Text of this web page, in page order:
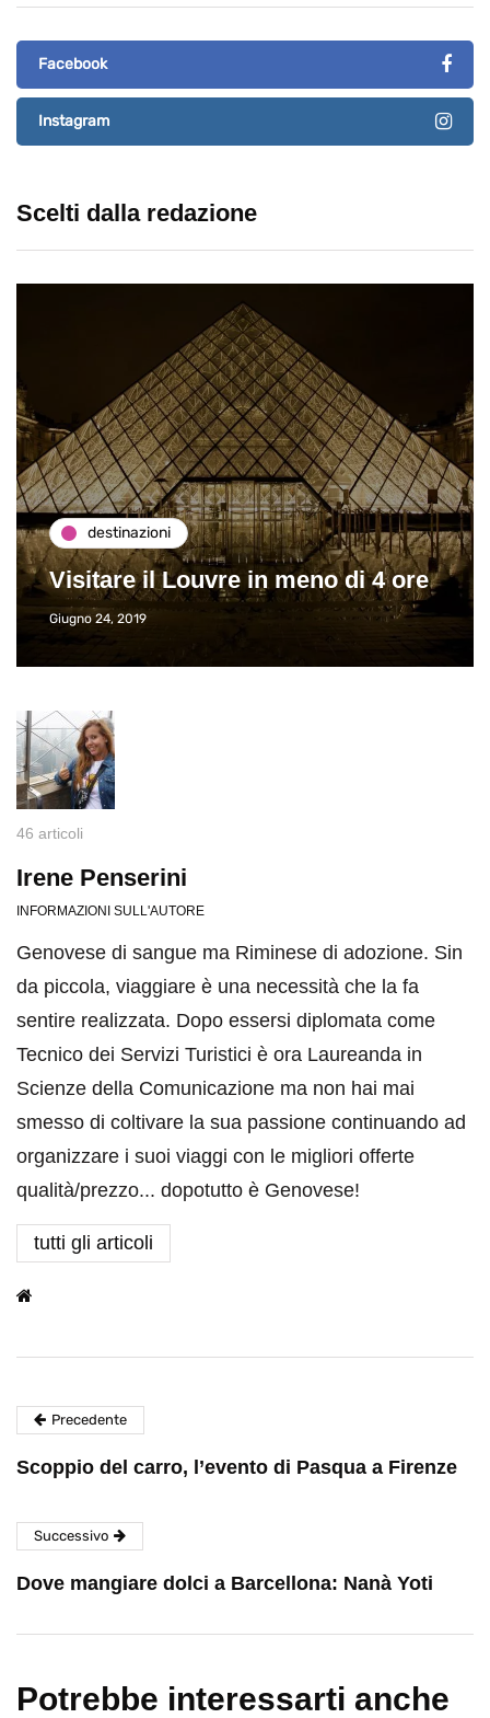
Facebook
Instagram
Scelti dalla redazione
in meno di 4 ore
destinazioni
Paros e la
Viaggio
Giugno 26, 2013
46 articoli
Irene Penserini
INFORMAZIONI SULL'AUTORE
Genovese di sangue ma Riminese di adozione. Sin
da piccola, viaggiare è una necessità che la fa
sentire realizzata. Dopo essersi diplomata come
Tecnico dei Servizi Turistici è ora Laureanda in
Scienze della Comunicazione ma non hai mai
smesso di coltivare la sua passione continuando ad
organizzare i suoi viaggi con le migliori offerte
qualità/prezzo... dopotutto è Genovese!
tutti gli articoli
Precedente
Scoppio del carro, l’evento di Pasqua a Firenze
Successivo
Dove mangiare dolci a Barcellona: Nanà Yoti
Potrebbe interessarti anche